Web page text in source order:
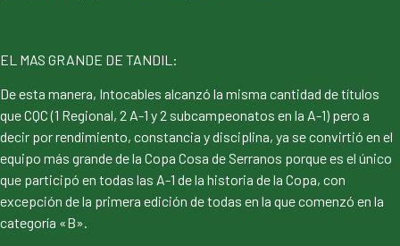
EL MAS GRANDE DE TANDIL:
De esta manera, Intocables alcanzó la misma cantidad de títulos
que CQC (1 Regional, 2 A-1 y 2 subcampeonatos en la A-1) pero a
decir por rendimiento, constancia y disciplina, ya se convirtió en el
equipo más grande de la Copa Cosa de Serranos porque es el único
que participó en todas las A-1 de la historia de la Copa, con
excepción de la primera edición de todas en la que comenzó en la
categoría «B».